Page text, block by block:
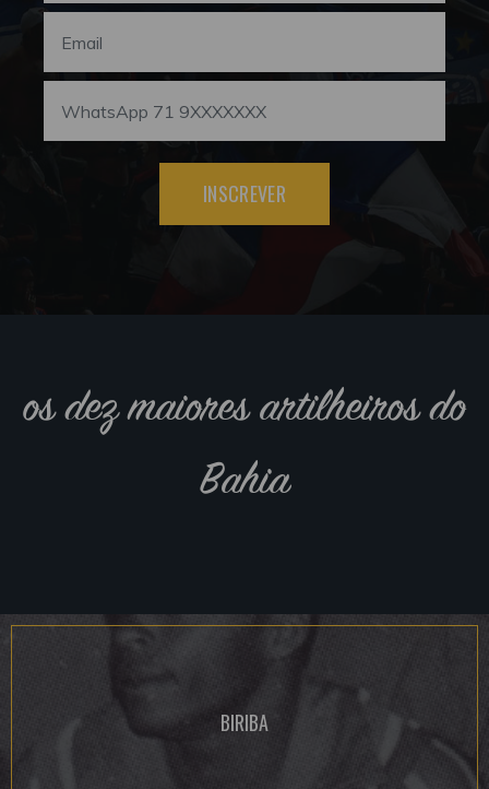
INSCREVER
os dez maiores artilheiros do
Bahia
BIRIBA